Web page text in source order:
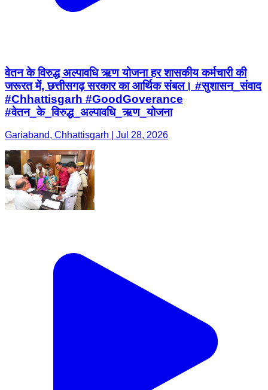
वेतन के विरुद्ध अल्पावधि ऋण योजना हर शासकीय कर्मचारी की
जरूरत में, छत्तीसगढ़ सरकार का आर्थिक संबल। #सुशासन_संवाद
#Chhattisgarh #GoodGoverance
#वेतन_के_विरुद्ध_अल्पावधि_ऋण_योजना
Gariaband, Chhattisgarh | Jul 28, 2026